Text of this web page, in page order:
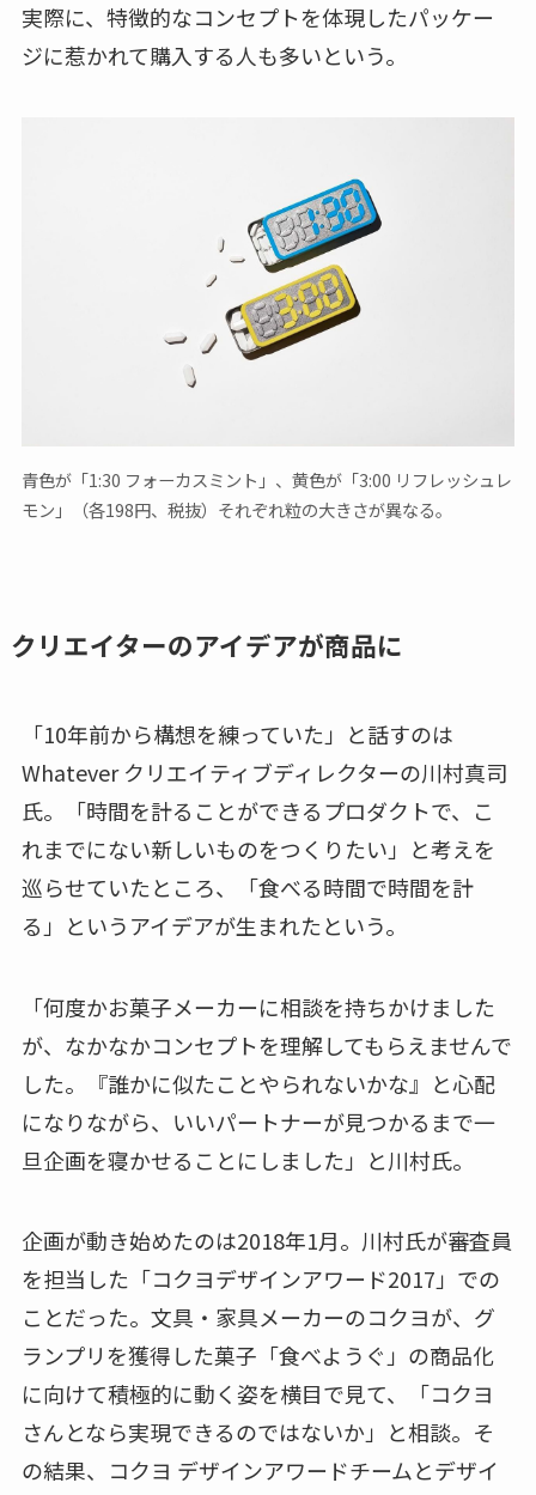
実際に、特徴的なコンセプトを体現したパッケー
ジに惹かれて購入する人も多いという。
青色が「1:30 フォーカスミント」、黄色が「3:00 リフレッシュレ
モン」（各198円、税抜）それぞれ粒の大きさが異なる。
クリエイターのアイデアが商品に
「10年前から構想を練っていた」と話すのは
Whatever クリエイティブディレクターの川村真司
氏。「時間を計ることができるプロダクトで、こ
れまでにない新しいものをつくりたい」と考えを
巡らせていたところ、「食べる時間で時間を計
る」というアイデアが生まれたという。
「何度かお菓子メーカーに相談を持ちかけました
が、なかなかコンセプトを理解してもらえませんで
した。『誰かに似たことやられないかな』と心配
になりながら、いいパートナーが見つかるまで一
旦企画を寝かせることにしました」と川村氏。
企画が動き始めたのは2018年1月。川村氏が審査員
を担当した「コクヨデザインアワード2017」での
ことだった。文具・家具メーカーのコクヨが、グ
ランプリを獲得した菓子「食べようぐ」の商品化
に向けて積極的に動く姿を横目で見て、「コクヨ
さんとなら実現できるのではないか」と相談。そ
の結果、コクヨ デザインアワードチームとデザイ